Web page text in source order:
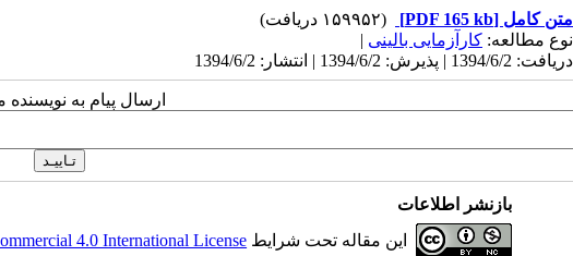
متن کامل [PDF 165 kb]
(۱۵۹۹۵۲ دریافت)
نوع مطالعه: کارآزمایی بالینی |
دریافت: 1394/6/2 | پذیرش: 1394/6/2 | انتشار: 1394/6/2
ارسال پیام به
بازنشر اطلاعات
این مقاله تحت شرایط 4.0 International License